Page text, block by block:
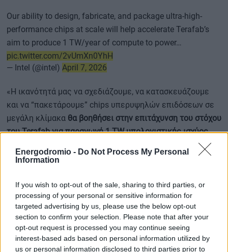
Energodromio - Do Not Process My Personal
Information
If you wish to opt-out of the sale, sharing to third parties, or
processing of your personal or sensitive information for
targeted advertising by us, please use the below opt-out
section to confirm your selection. Please note that after your
opt-out request is processed you may continue seeing
interest-based ads based on personal information utilized by
us or personal information disclosed to third parties prior to
Our ability to design, fabricate, and package ultra-high-
performance chips at scale will help accelerate Terafab’s
aim to produce 1 TW/year of compute to power…
pic.twitter.com/2vUmXn0YhH
— Intel (@intel) April 7, 2026
«Η ικανότητά μας να σχεδιάζουμε, να κατασκευάζουμε
και να “πακετάρουμε” chips υπερυψηλών επιδόσεων σε
μεγάλη κλίμακα θα βοηθήσει στην επιτάχυνση του στόχου
του Terafab για παραγωγή 1 TW υπολογιστικής ισχύος
, που θα τροφοδοτεί τις μελλοντικές εξελίξεις
στην τεχνητή νοημοσύνη και τη ρομποτική», πρόσθεσε η
Ο Musk είχε δηλώσει τον Μάρτιο ότι το project Terafab
θα κατασκευαστεί στο Όστιν και
θα λειτουργεί από
κοινού από την Tesla και τη SpaceX . Ο ίδιος είναι
διευθύνων σύμβουλος και των δύο εταιρειών.